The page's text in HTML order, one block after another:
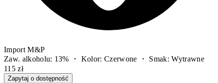
Import M&P
Zaw. alkoholu: 13% ・ Kolor: Czerwone ・ Smak: Wytrawne
115 zł
Zapytaj o dostępność